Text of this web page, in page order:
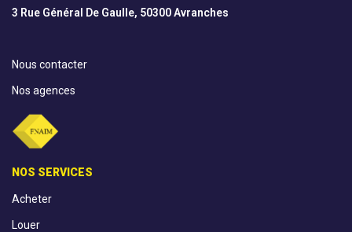
3 Rue Général De Gaulle, 50300 Avranches
Nous contacter
Nos agences
NOS SERVICES
Acheter
Louer